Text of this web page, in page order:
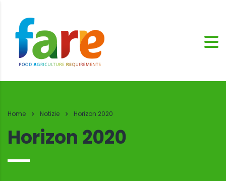
Home Notizie Horizon 2020
Horizon 2020